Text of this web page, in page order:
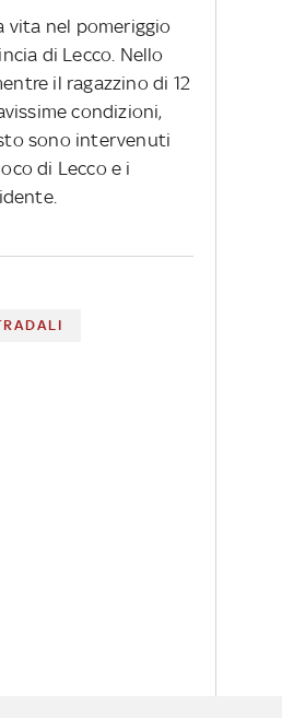
vita nel pomeriggio
di Lecco. Nello
il ragazzino di 12
condizioni,
sono intervenuti
di Lecco e i